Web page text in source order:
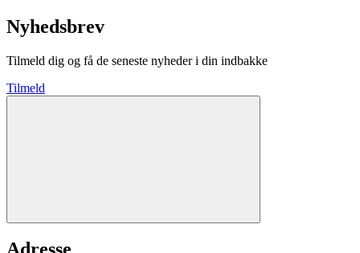
Nyhedsbrev
Tilmeld dig og få de seneste nyheder i din indbakke
Tilmeld